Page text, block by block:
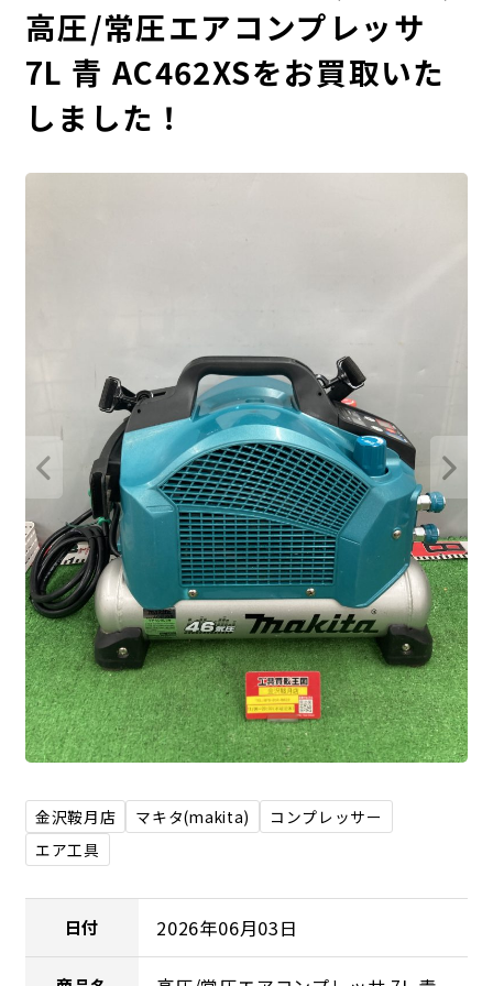
高圧/常圧エアコンプレッサ
7L 青 AC462XSをお買取いた
しました！
金沢鞍月店 マキタ(makita)
コンプレッサー
エア工具
日付 2026年06月03日